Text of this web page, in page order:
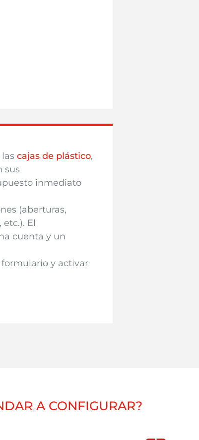
cajas de plástico,
sus
inmediato
(aberturas,
El
cuenta y un
y activar
A CONFIGURAR?